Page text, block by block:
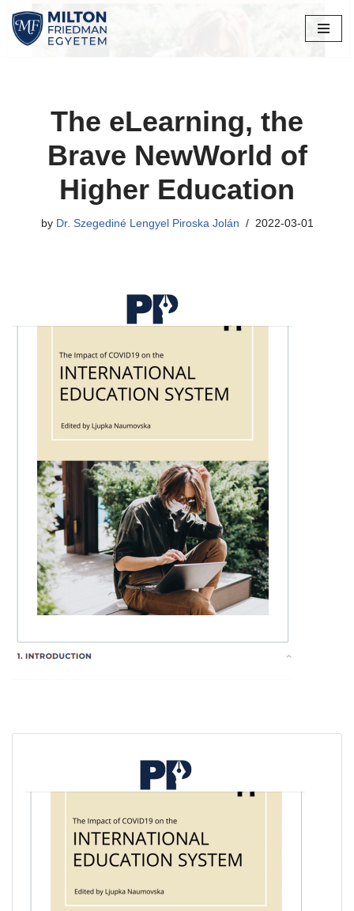
Skip
The eLearning, the
Brave NewWorld of
Higher Education
by Dr. Szegediné Lengyel Piroska Jolán 2022-03-01